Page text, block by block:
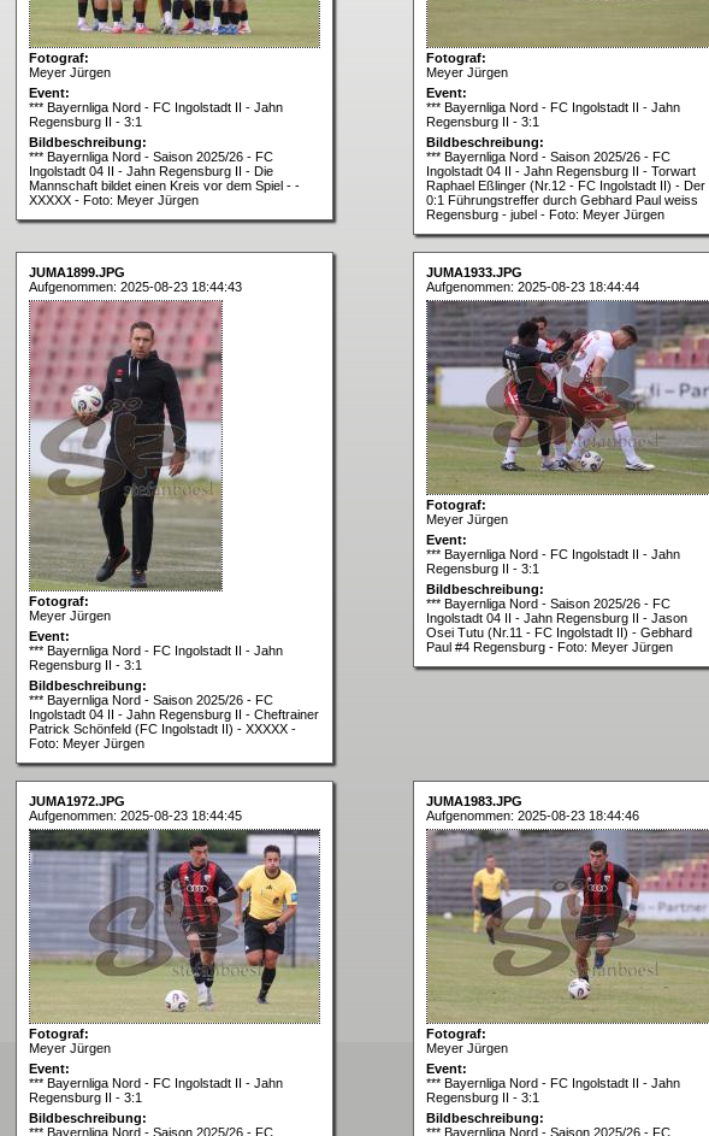
Fotograf:
Meyer Jürgen
Event:
*** Bayernliga Nord - FC Ingolstadt II - Jahn
Regensburg II - 3:1
Bildbeschreibung:
*** Bayernliga Nord - Saison 2025/26 - FC
Ingolstadt 04 II - Jahn Regensburg II - Die
Mannschaft bildet einen Kreis vor dem Spiel - -
XXXXX - Foto: Meyer Jürgen
Fotograf:
Meyer Jürgen
Event:
*** Bayernliga Nord - FC Ingolstadt II - Jahn
Regensburg II - 3:1
Bildbeschreibung:
*** Bayernliga Nord - Saison 2025/26 - FC
Ingolstadt 04 II - Jahn Regensburg II - Torwart
Raphael Eßlinger (Nr.12 - FC Ingolstadt II) - Der
0:1 Führungstreffer durch Gebhard Paul weiss
Regensburg - jubel - Foto: Meyer Jürgen
JUMA1899.JPG
Aufgenommen: 2025-08-23 18:44:43
Fotograf:
Meyer Jürgen
Event:
*** Bayernliga Nord - FC Ingolstadt II - Jahn
Regensburg II - 3:1
Bildbeschreibung:
*** Bayernliga Nord - Saison 2025/26 - FC
Ingolstadt 04 II - Jahn Regensburg II - Cheftrainer
Patrick Schönfeld (FC Ingolstadt II) - XXXXX -
Foto: Meyer Jürgen
JUMA1933.JPG
Aufgenommen: 2025-08-23 18:44:44
Fotograf:
Meyer Jürgen
Event:
*** Bayernliga Nord - FC Ingolstadt II - Jahn
Regensburg II - 3:1
Bildbeschreibung:
*** Bayernliga Nord - Saison 2025/26 - FC
Ingolstadt 04 II - Jahn Regensburg II - Jason
Osei Tutu (Nr.11 - FC Ingolstadt II) - Gebhard
Paul #4 Regensburg - Foto: Meyer Jürgen
JUMA1972.JPG
Aufgenommen: 2025-08-23 18:44:45
Fotograf:
Meyer Jürgen
Event:
*** Bayernliga Nord - FC Ingolstadt II - Jahn
Regensburg II - 3:1
Bildbeschreibung:
*** Bayernliga Nord - Saison 2025/26 - FC
JUMA1983.JPG
Aufgenommen: 2025-08-23 18:44:46
Fotograf:
Meyer Jürgen
Event:
*** Bayernliga Nord - FC Ingolstadt II - Jahn
Regensburg II - 3:1
Bildbeschreibung:
*** Bayernliga Nord - Saison 2025/26 - FC